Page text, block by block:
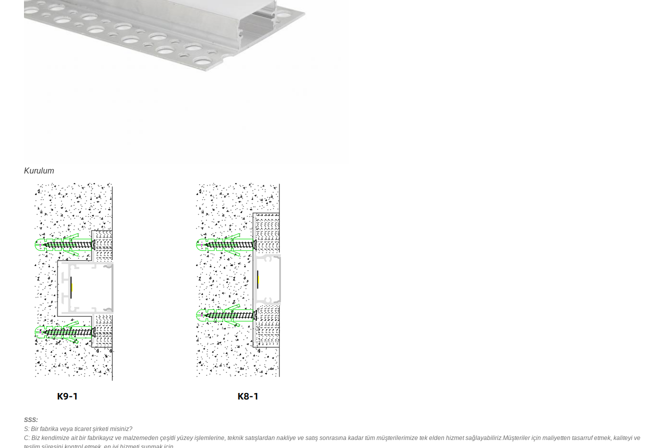
Kurulum
SSS:
S: Bir fabrika veya ticaret şirketi misiniz?
C: Biz kendimize ait bir fabrikayız ve malzemeden çeşitli yüzey işlemlerine, teknik satışlardan nakliye ve satış sonrasına kadar tüm müşterilerimize tek elden hizmet sağlayabiliriz.Müşteriler için maliyetten tasarruf etmek, kaliteyi ve